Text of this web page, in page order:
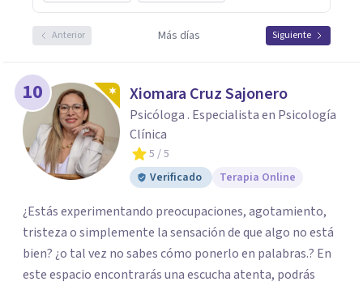
Anterior Más días Siguiente
10 Xiomara Cruz Sajonero
Psicóloga . Especialista en Psicología
Clínica
5 / 5
Verificado
Terapia Online
¿Estás experimentando preocupaciones, agotamiento,
tristeza o simplemente la sensación de que algo no está
bien? ¿o tal vez no sabes cómo ponerlo en palabras.? En
este espacio encontrarás una escucha atenta, podrás